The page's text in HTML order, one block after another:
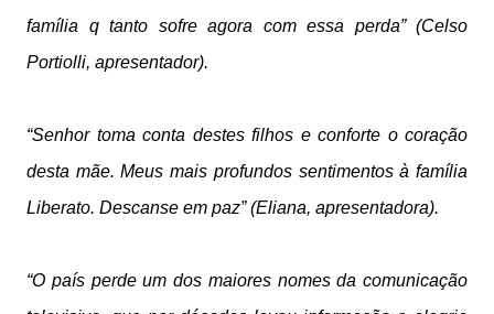
família q tanto sofre agora com essa perda” (Celso
Portiolli, apresentador).
“Senhor toma conta destes filhos e conforte o coração
desta mãe. Meus mais profundos sentimentos à família
Liberato. Descanse em paz” (Eliana, apresentadora).
“O país perde um dos maiores nomes da comunicação